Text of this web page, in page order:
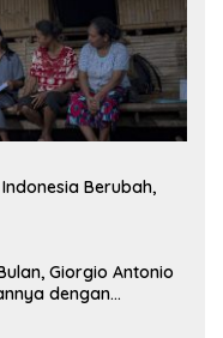
Berubah,
Giorgio Antonio
dengan